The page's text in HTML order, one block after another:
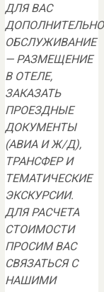
ДЛЯ ВАС
ОБСЛУЖИВАНИЕ
— РАЗМЕЩЕНИЕ
В ОТЕЛЕ,
ЗАКАЗАТЬ
ПРОЕЗДНЫЕ
ДОКУМЕНТЫ
(АВИА И Ж/Д),
ТРАНСФЕР И
ТЕМАТИЧЕСКИЕ
ЭКСКУРСИИ.
ДЛЯ РАСЧЕТА
СТОИМОСТИ
ПРОСИМ ВАС
СВЯЗАТЬСЯ С
НАШИМИ